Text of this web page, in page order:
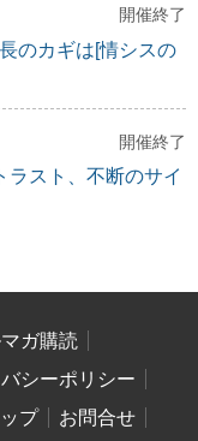
開催終了
のカギは[情シスの
開催終了
ラスト、不断のサイ
マガ購読
シーポリシー
プ
お問合せ